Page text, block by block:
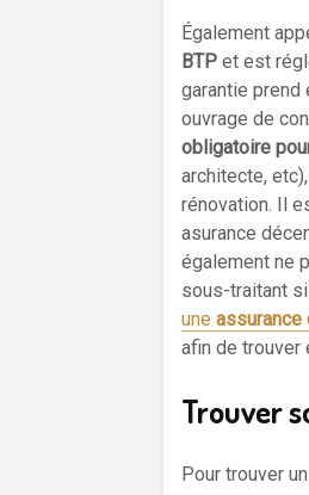
Également
BTP et est
garantie prend
ouvrage de
obligatoire
architecte,
rénovation. Il
asurance
également ne
sous-traitant si
une assurance
afin de trouver
Trouver
Pour trouver